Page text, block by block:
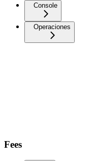
Console
Operaciones
Fees